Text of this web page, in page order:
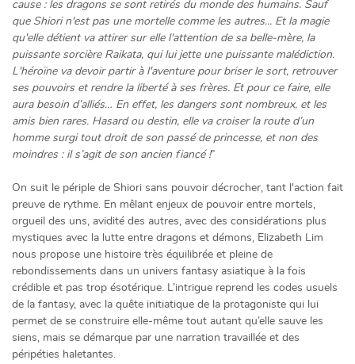
INSCRIPTION
cause : les dragons se sont retirés du monde des humains. Sauf
que Shiori n'est pas une mortelle comme les autres... Et la magie
qu'elle détient va attirer sur elle l'attention de sa belle-mère, la
puissante sorcière Raikata, qui lui jette une puissante malédiction.
L'héroïne va devoir partir à l'aventure pour briser le sort, retrouver
ses pouvoirs et rendre la liberté à ses frères. Et pour ce faire, elle
aura besoin d’alliés… En effet, les dangers sont nombreux, et les
amis bien rares. Hasard ou destin, elle va croiser la route d’un
homme surgi tout droit de son passé de princesse, et non des
moindres : il s’agit de son ancien fiancé !”
On suit le périple de Shiori sans pouvoir décrocher, tant l'action fait
preuve de rythme. En mêlant enjeux de pouvoir entre mortels,
orgueil des uns, avidité des autres, avec des considérations plus
mystiques avec la lutte entre dragons et démons, Elizabeth Lim
nous propose une histoire très équilibrée et pleine de
rebondissements dans un univers fantasy asiatique à la fois
crédible et pas trop ésotérique. L’intrigue reprend les codes usuels
de la fantasy, avec la quête initiatique de la protagoniste qui lui
permet de se construire elle-même tout autant qu’elle sauve les
siens, mais se démarque par une narration travaillée et des
péripéties haletantes.